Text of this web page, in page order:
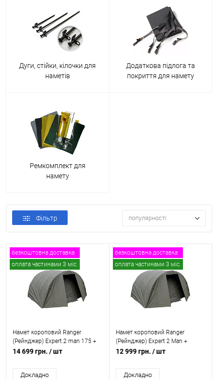
Дуги, стійки, кілочки для
наметів
Додаткова підлога та
покриття для намету
Ремкомплект для
намету
Фільтр популярності
безкоштовна доставка
оплата частинами 3 міс.
Намет короповий Ranger
(Рейнджер) Expert 2 man 175 +
зимове покриття, RA 6645
14 699 грн. / шт
Докладно
безкоштовна доставка
оплата частинами 3 міс.
Намет короповий Ranger
(Рейнджер) Expert 2 Man +
Зимове покриття для намету
12 999 грн. / шт
Докладно